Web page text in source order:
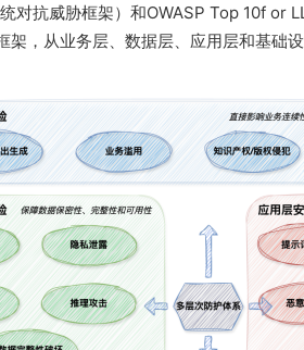
对抗威胁框架）和OWASP Top 10f or
架，从业务层、数据层、应用层和基础